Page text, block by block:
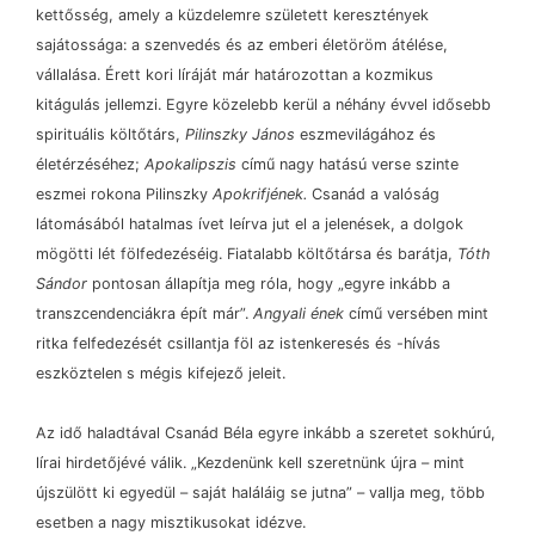
kettősség, amely a küzdelemre született keresztények
sajátossága: a szenvedés és az emberi életöröm átélése,
vállalása. Érett kori líráját már határozottan a kozmikus
kitágulás jellemzi. Egyre közelebb kerül a néhány évvel idősebb
spirituális költőtárs, Pilinszky János eszmevilágához és
életérzéséhez; Apokalipszis című nagy hatású verse szinte
eszmei rokona Pilinszky Apokrifjének. Csanád a valóság
látomásából hatalmas ívet leírva jut el a jelenések, a dolgok
mögötti lét fölfedezéséig. Fiatalabb költőtársa és barátja, Tóth
Sándor pontosan állapítja meg róla, hogy „egyre inkább a
transzcendenciákra épít már”. Angyali ének című versében mint
ritka felfedezését csillantja föl az istenkeresés és -hívás
eszköztelen s mégis kifejező jeleit.
Az idő haladtával Csanád Béla egyre inkább a szeretet sokhúrú,
lírai hirdetőjévé válik. „Kezdenünk kell szeretnünk újra –mint
újszülött ki egyedül –saját haláláig se jutna” –vallja meg, több
esetben a nagy misztikusokat idézve.